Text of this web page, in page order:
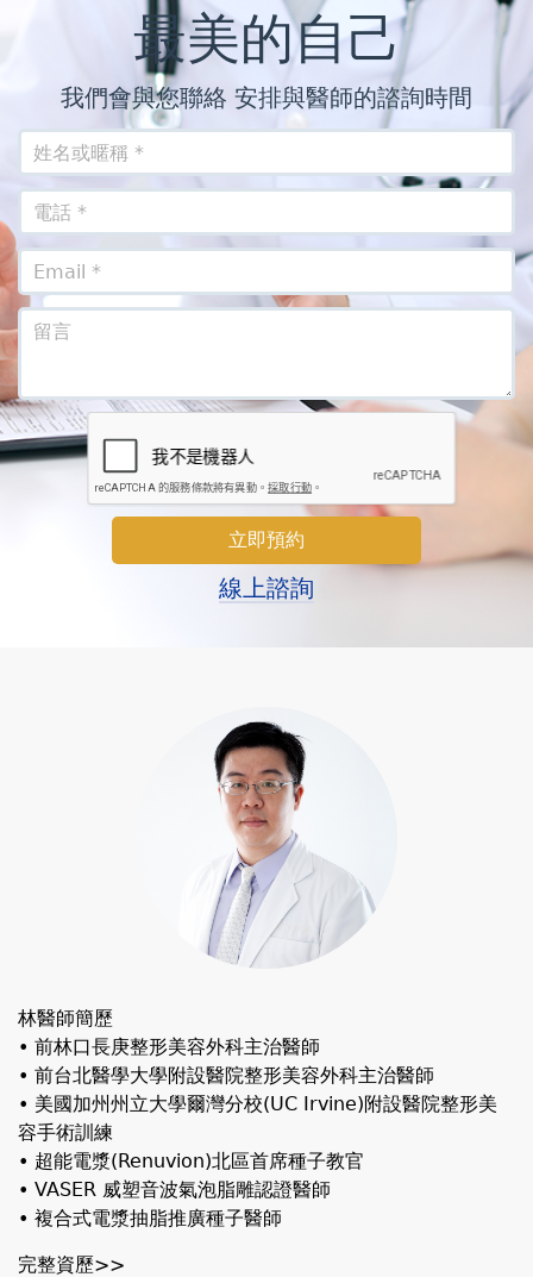
最美的自己
我們會與您聯絡 安排與醫師的諮詢時間
線上諮詢
林醫師簡歷
• 前林口長庚整形美容外科主治醫師
• 前台北醫學大學附設醫院整形美容外科主治醫師
• 美國加州州立大學爾灣分校(UC Irvine)附設醫院整形美
容手術訓練
• 超能電漿(Renuvion)北區首席種子教官
• VASER 威塑音波氣泡脂雕認證醫師
• 複合式電漿抽脂推廣種子醫師
完整資歷>>